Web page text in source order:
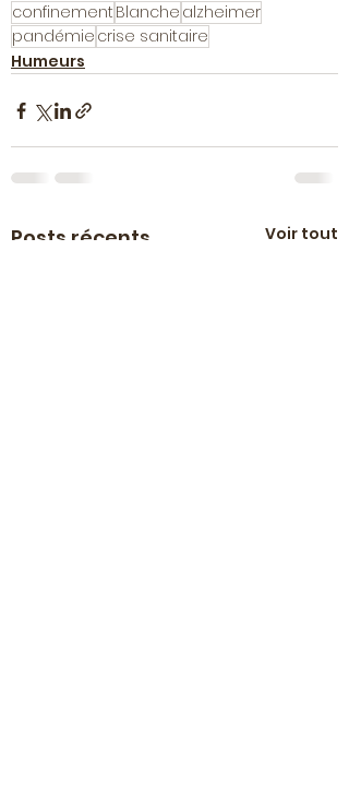
confinement Blanche alzheimer
pandémie crise sanitaire
Humeurs
Posts récents Voir tout